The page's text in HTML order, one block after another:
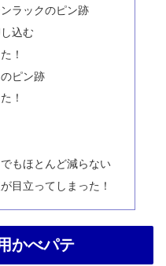
ラックのピン跡
込む
！
ピン跡
！
もほとんど減らない
目立ってしまった！
かべパテ